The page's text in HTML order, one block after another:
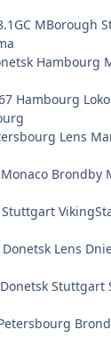
MBorough
Hambourg
Hambourg
Lens
Brondby
Stuttgart
Lens